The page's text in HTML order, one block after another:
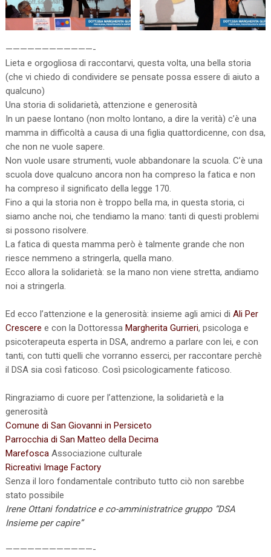
————————————-
Lieta e orgogliosa di raccontarvi, questa volta, una bella storia
(che vi chiedo di condividere se pensate possa essere di aiuto a
qualcuno)
Una storia di solidarietà, attenzione e generosità
In un paese lontano (non molto lontano, a dire la verità) c’è una
mamma in difficoltà a causa di una figlia quattordicenne, con dsa,
che non ne vuole sapere.
Non vuole usare strumenti, vuole abbandonare la scuola. C’è una
scuola dove qualcuno ancora non ha compreso la fatica e non
ha compreso il significato della legge 170.
Fino a qui la storia non è troppo bella ma, in questa storia, ci
siamo anche noi, che tendiamo la mano: tanti di questi problemi
si possono risolvere.
La fatica di questa mamma però è talmente grande che non
riesce nemmeno a stringerla, quella mano.
Ecco allora la solidarietà: se la mano non viene stretta, andiamo
noi a stringerla.
Ed ecco l’attenzione e la generosità: insieme agli amici di Ali Per
Crescere e con la Dottoressa Margherita Gurrieri, psicologa e
psicoterapeuta esperta in DSA, andremo a parlare con lei, e con
tanti, con tutti quelli che vorranno esserci, per raccontare perchè
il DSA sia così faticoso. Così psicologicamente faticoso.
Ringraziamo di cuore per l’attenzione, la solidarietà e la
generosità
Comune di San Giovanni in Persiceto
Parrocchia di San Matteo della Decima
MarefoscaAssociazione culturale
Ricreativi Image Factory
Senza il loro fondamentale contributo tutto ciò non sarebbe
stato possibile
Irene Ottani fondatrice e co-amministratrice gruppo “DSA
Insieme per capire”
————————————-